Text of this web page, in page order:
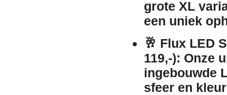
grote XL
een uniek
🥂 Flux LED
119,-): Onze
ingebouwde
sfeer en